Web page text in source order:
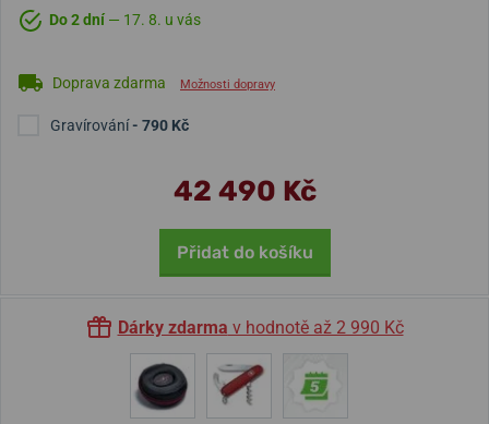
Do 2 dní — 17. 8. u vás
Doprava zdarma Možnosti dopravy
Gravírování- 790 Kč
42 490 Kč
Přidat do košíku
Dárky zdarma v hodnotě až 2 990 Kč